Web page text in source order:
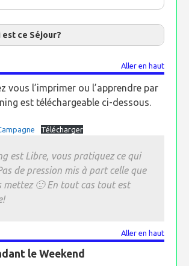
est ce Séjour?
Aller en haut
vous l’imprimer ou l’apprendre par
est téléchargeable ci-dessous.
Télécharger
est Libre, vous pratiquez ce qui
de pression mis à part celle que
mettez 🙂 En tout cas tout est
Aller en haut
le Weekend